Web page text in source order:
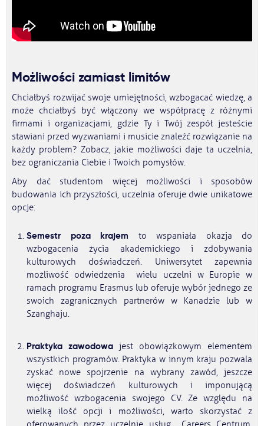
Możliwości zamiast limitów
Chciałbyś rozwijać swoje umiejętności, wzbogacać wiedzę, a
może chciałbyś być włączony we współpracę z różnymi
firmami i organizacjami, gdzie Ty i Twój zespół jesteście
stawiani przed wyzwaniami i musicie znaleźć rozwiązanie na
każdy problem? Zobacz, jakie możliwości daje ta uczelnia,
bez ograniczania Ciebie i Twoich pomysłów.
Aby dać studentom więcej możliwości i sposobów
budowania ich przyszłości, uczelnia oferuje dwie unikatowe
opcje:
Semestr poza krajem to wspaniała okazja do
wzbogacenia życia akademickiego i zdobywania
kulturowych doświadczeń. Uniwersytet zapewnia
możliwość odwiedzenia wielu uczelni w Europie w
ramach programu Erasmus lub oferuje wybór jednego ze
swoich zagranicznych partnerów w Kanadzie lub w
Szanghaju.
Praktyka zawodowa jest obowiązkowym elementem
wszystkich programów. Praktyka w innym kraju pozwala
zyskać nowe spojrzenie na wybrany zawód, jeszcze
więcej doświadczeń kulturowych i imponującą
możliwość wzbogacenia swojego CV. Ze względu na
wielką ilość opcji i możliwości, warto skorzystać z